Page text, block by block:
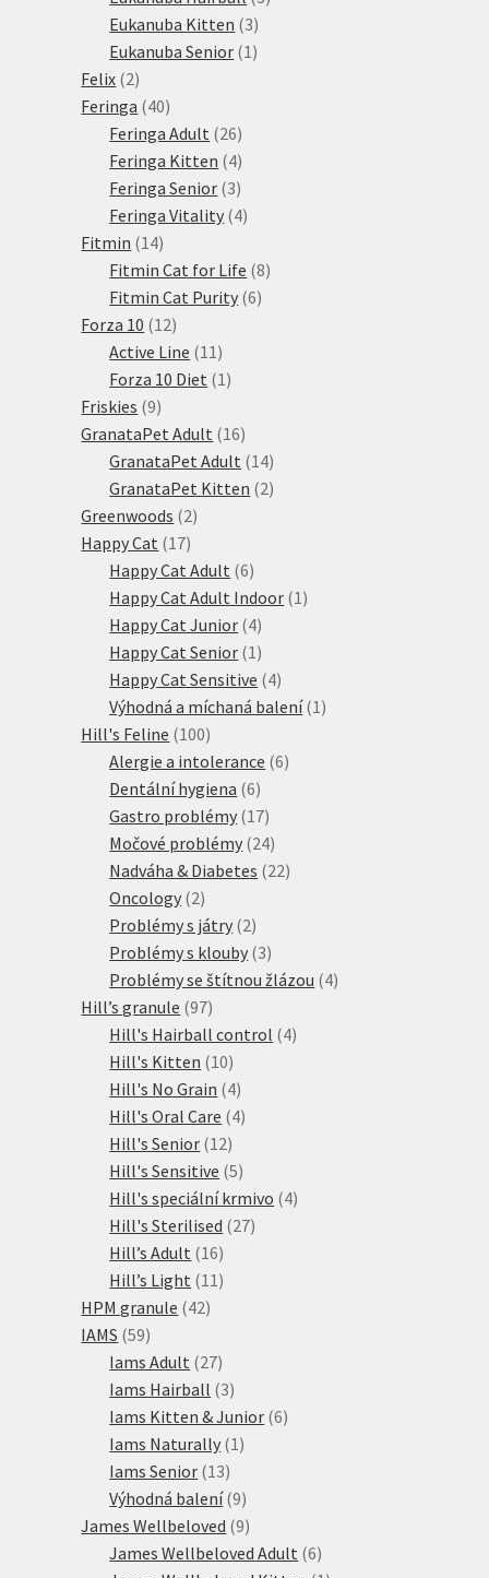
Eukanuba Kitten 33
produkty
Eukanuba Senior 1 1
Felix 22
produkty
Feringa 4040
produktů
Feringa Adult 2626
produktů
Feringa Kitten 44
produkty
Feringa Senior 33
produkty
Feringa Vitality 44
Fitmin 1414
produktů
Fitmin Cat for Life 88
Fitmin Cat Purity 66
Forza 10 1212
produktů
Active Line 11 11
produktů
Forza 10 Diet 1 1
Friskies 99
produktů
GranataPet Adult 1616
produktů
GranataPet Adult 1414
produktů
GranataPet Kitten 22
Greenwoods 22
Happy Cat 1717
produktů
Happy Cat Adult 66
produktů
Happy Cat Adult Indoor 1 1
Happy Cat Junior 44
produkty
Happy Cat Senior 1 1
produkt
Happy Cat Sensitive 44
produkty
Výhodná a míchaná balení 1 1
Hill's Feline 100100
produktů
Alergie a intolerance 66
Dentální hygiena 66
produktů
Gastro problémy 1717
produktů
Močové problémy 2424
produktů
Nadváha & Diabetes 2222
Oncology 22
produkty
Problémy s játry 22
produkty
Problémy s klouby 33
produkty
Problémy se štítnou žlázou 44
Hill’s granule 9797
produktů
Hill's Hairball control 44
Hill's Kitten 1010
produktů
Hill's No Grain 44
produkty
Hill's Oral Care 44
Hill's Senior 1212
produktů
Hill's Sensitive 55
produktů
Hill's speciální krmivo 44
Hill's Sterilised 2727
Hill’s Adult 1616
produktů
Hill’s Light 11 11
HPM granule 4242
IAMS 5959
produktů
Iams Adult 2727
produktů
Iams Hairball 33
produkty
Iams Kitten & Junior 66
Iams Naturally 1 1
Iams Senior 1313
produktů
Výhodná balení 99
produktů
James Wellbeloved 99
produktů
James Wellbeloved Adult 66